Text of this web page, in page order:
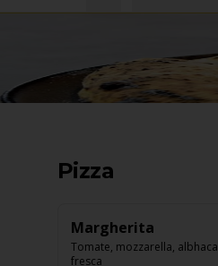
Pizza
Margherita
Tomate, mozzarella, albhaca
fresca